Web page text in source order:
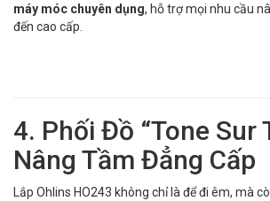
máy móc chuyên dụng, hỗ trợ mọi nhu cầu
đến cao cấp.
4. Phối Đồ “Tone Sur
Nâng Tầm Đẳng Cấp
Lắp Ohlins HO243 không chỉ là để đi êm, mà